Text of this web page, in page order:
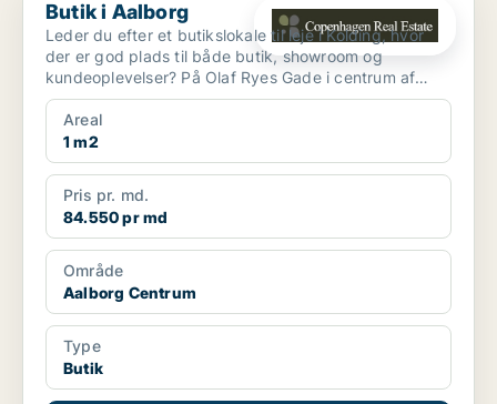
Butik i Aalborg
Leder du efter et butikslokale til leje i Kolding, hvor
der er god plads til både butik, showroom og
kundeoplevelser? På Olaf Ryes Gade i centrum af
Kolding ...
Areal
1 m2
Pris pr. md.
84.550 pr md
Område
Aalborg Centrum
Type
Butik